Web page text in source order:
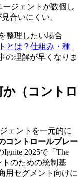
ージェントが数個し
合いにくい。
整理したい場合
とは？仕組み・種
の理解が早くなりま
（コントロ
ェントを一元的に
コントロールプレー
Ignite 2025で「The
トのための統制基
用セグメント向けに